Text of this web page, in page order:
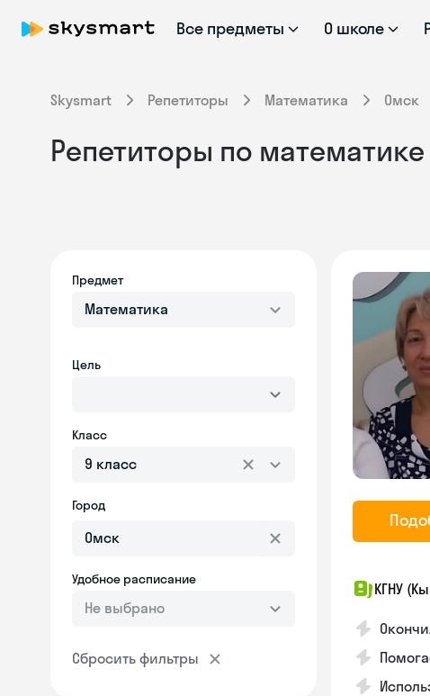
Все предметы О школе
Skysmart Репетиторы Математика Омск
Репетиторы по
Предмет
Математика
Цель
Класс
9 класс
Город
Удобное расписание
Не выбрано
Сбросить фильтры
КГНУ